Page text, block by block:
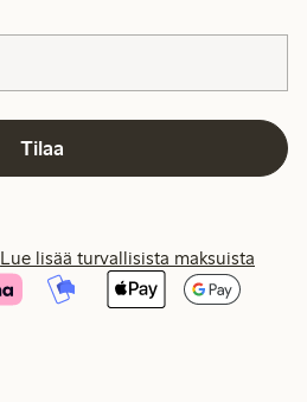
Tilaa
Lue lisää turvallisista maksuista